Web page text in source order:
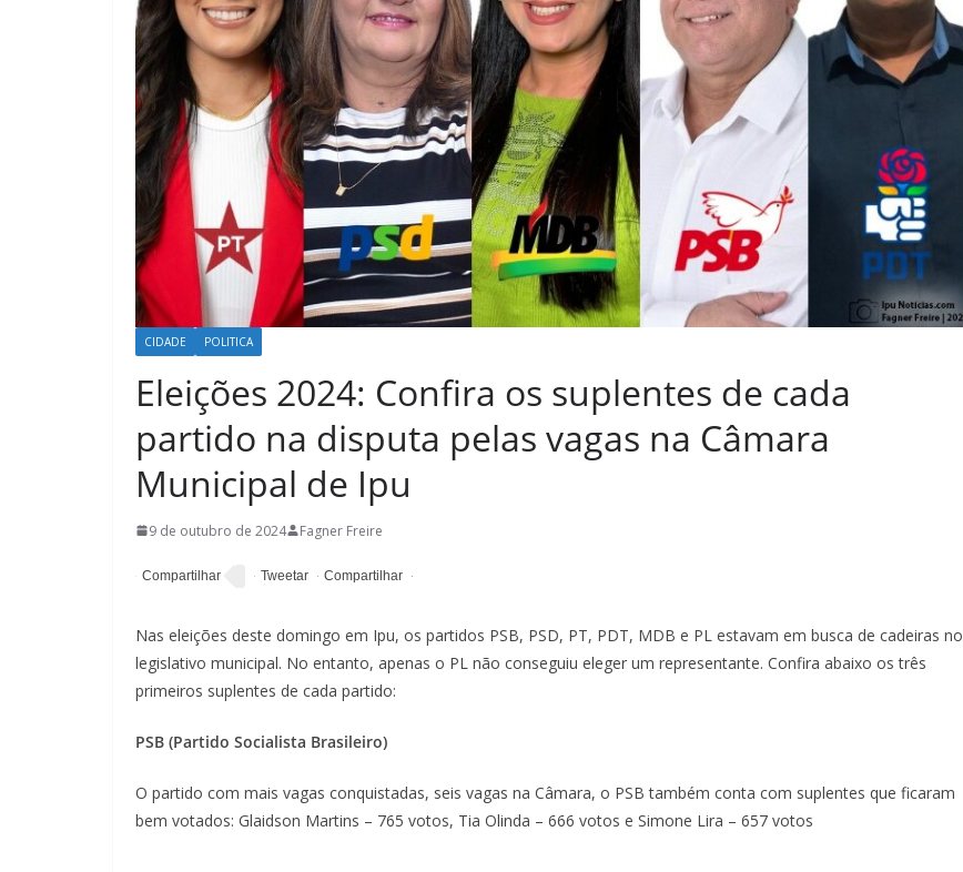
CIDADE POLITICA
Eleições 2024: Confira os suplentes de cada
partido na disputa pelas vagas na Câmara
Municipal de Ipu
9 de outubro de 2024 Fagner Freire
Nas eleições deste domingo em Ipu, os partidos PSB, PSD, PT, PDT, MDB e PL estavam em busca de cadeiras no
legislativo municipal. No entanto, apenas o PL não conseguiu eleger um representante. Confira abaixo os três
primeiros suplentes de cada partido:
PSB (Partido Socialista Brasileiro)
O partido com mais vagas conquistadas, seis vagas na Câmara, o PSB também conta com suplentes que ficaram
bem votados: Glaidson Martins – 765 votos, Tia Olinda – 666 votos e Simone Lira – 657 votos